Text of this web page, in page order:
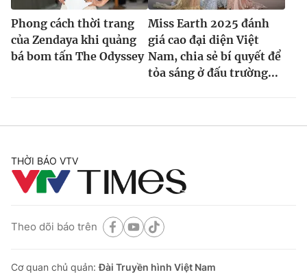
Phong cách thời trang
của Zendaya khi quảng
bá bom tấn The Odyssey
Miss Earth 2025 đánh
giá cao đại diện Việt
Nam, chia sẻ bí quyết để
tỏa sáng ở đấu trường...
THỜI BÁO VTV
Theo dõi báo trên
Cơ quan chủ quản:Đài Truyền hình Việt Nam